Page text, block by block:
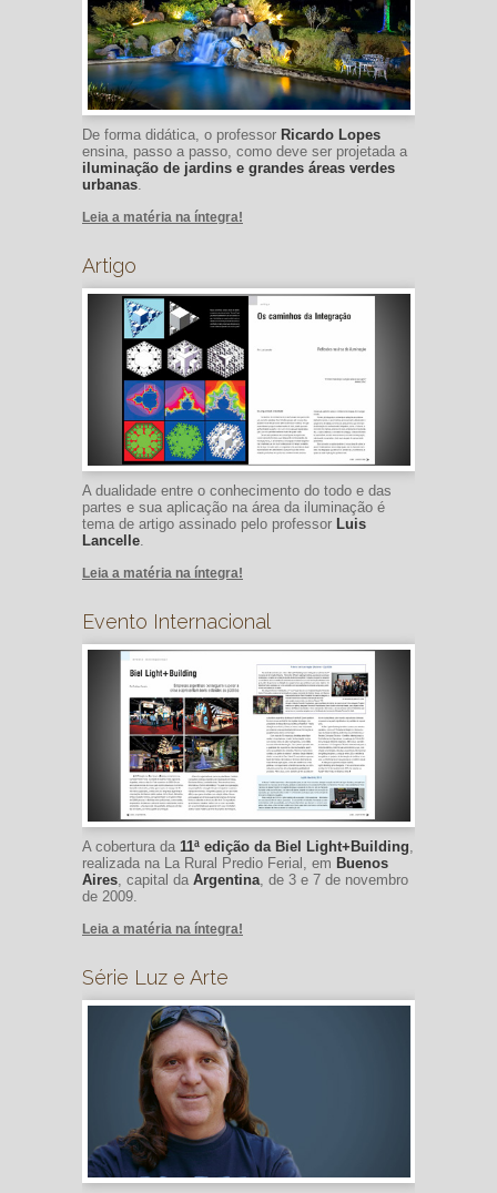
De forma didática, o professor Ricardo Lopes
ensina, passo a passo, como deve ser projetada a
iluminação de jardins e grandes áreas verdes
urbanas
Leia a matéria na íntegra!
Artigo
A dualidade entre o conhecimento do todo e das
partes e sua aplicação na área da iluminação é
tema de artigo assinado pelo professor Luis
Lancelle.
Leia a matéria na íntegra!
Evento Internacional
A cobertura da 11ª edição da Biel Light+Building,
realizada na La Rural Predio Ferial, em Buenos
Aires, capital da Argentina, de 3 e 7 de novembro
de 2009.
Leia a matéria na íntegra!
Série Luz e Arte